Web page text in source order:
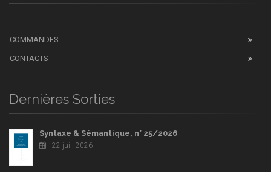
COMMANDES
CONTACTS
Dernières Sorties
Syntaxe & Sémantique, n° 25/2026
22 juil. 2026